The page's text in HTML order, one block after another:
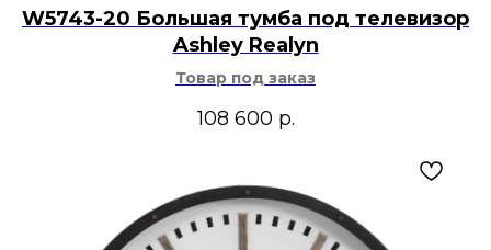
W5743-20 Большая тумба под телевизор
Ashley Realyn
Товар под заказ
108 600 р.